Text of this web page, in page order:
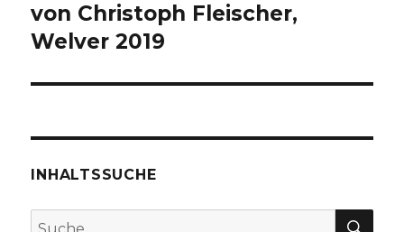
von Christoph Fleischer,
Welver 2019
INHALTSSUCHE
Suche